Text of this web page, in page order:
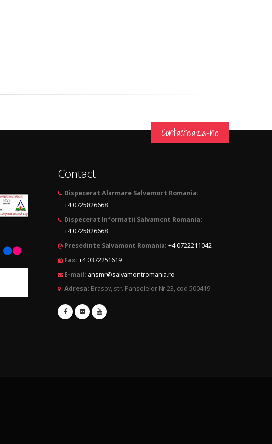
Contacteaza-ne
Contact
Dispecerat Alarmare Salvamont Romania:
+4 0725826668
Dispecerat Informatii Salvamont Romania:
+4 0725826668
Presedinte Salvamont Romania: +4 0722211042
Fax: +4 0372251619
E-mail: ansmr@salvamontromania.ro
Adresa: Brasov, str. Panselelor Nr.23, cod 500419